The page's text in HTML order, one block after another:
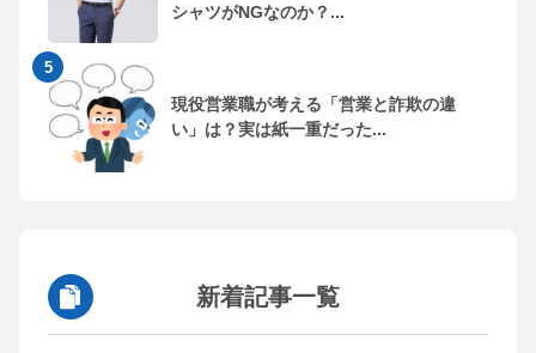
シャツがNGなのか？...
現役営業職が考える「営業と詐欺の違
い」は？実は紙一重だった...
新着記事一覧